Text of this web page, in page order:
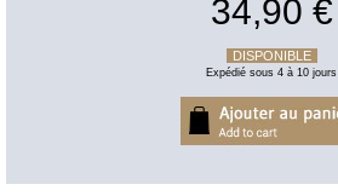
34,90 €
DISPONIBLE
Expédié sous 4 à 10 jours